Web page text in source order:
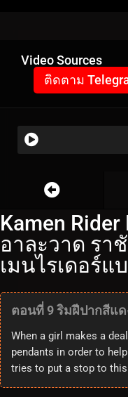
Video Sources
ติดตาม
Kamen
อาละวาด รา
เมนไรเดอร์
ตอนที่ 9 ริมฝีปากสีแ
When a girl makes a
pendants in order to
tries to put a stop to